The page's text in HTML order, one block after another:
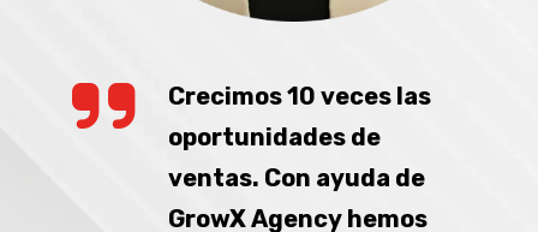
Crecimos 10 veces las
oportunidades de
ventas. Con ayuda de
GrowX Agency hemos